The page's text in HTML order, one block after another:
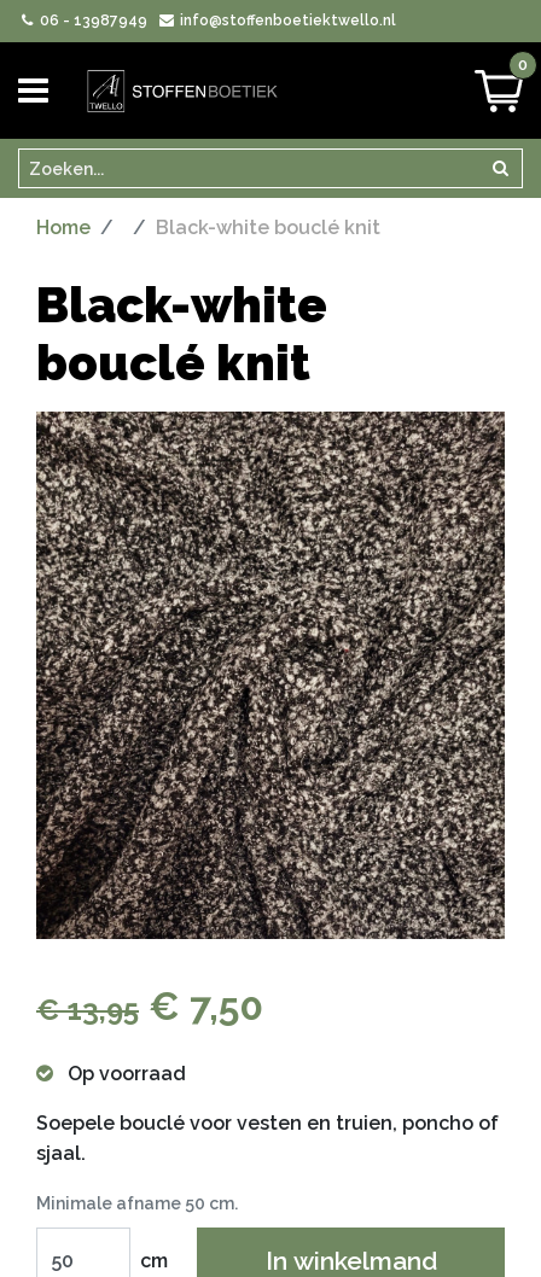
06 - 13987949 info@stoffenboetiektwello.nl
0
Zoeken
Home Black-white bouclé knit
Black-white
bouclé knit
€ 13,95 € 7,50
Op voorraad
Soepele bouclé voor vesten en truien, poncho of
sjaal.
Minimale afname 50 cm.
cm In winkelmand